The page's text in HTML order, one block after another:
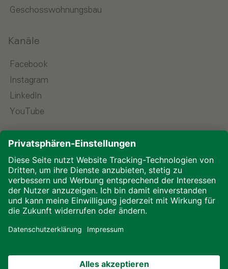
Geschosswohnungsbau
Kanäle
Facebook
Instagram
LinkedIn
YouTube
Sprache wählen
Impressum
Downloads